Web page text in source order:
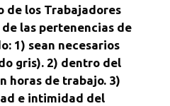
de los Trabajadores
las pertenencias de
1) sean necesarios
gris). 2) dentro del
horas de trabajo. 3)
e intimidad del